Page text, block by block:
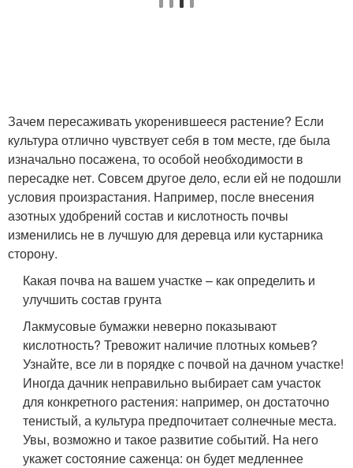
Зачем пересаживать укоренившееся растение? Если
культура отлично чувствует себя в том месте, где была
изначально посажена, то особой необходимости в
пересадке нет. Совсем другое дело, если ей не подошли
условия произрастания. Например, после внесения
азотных удобрений состав и кислотность почвы
изменились не в лучшую для деревца или кустарника
сторону.
Какая почва на вашем участке – как определить и
улучшить состав грунта
Лакмусовые бумажки неверно показывают
кислотность? Тревожит наличие плотных комьев?
Узнайте, все ли в порядке с почвой на дачном участке!
Иногда дачник неправильно выбирает сам участок
для конкретного растения: например, он достаточно
тенистый, а культура предпочитает солнечные места.
Увы, возможно и такое развитие событий. На него
укажет состояние саженца: он будет медленнее